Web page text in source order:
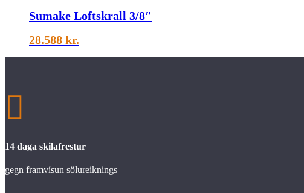
Sumake Loftskrall 3/8″
28.588 kr.

14 daga skilafrestur
gegn framvísun sölureiknings